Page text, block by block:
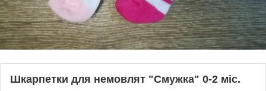
Шкарпетки для немовлят "Смужка" 0-2 міс.